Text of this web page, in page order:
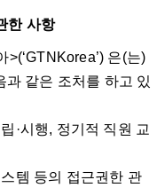
한 사항
은(는)
같은 조처를 하고 있
·시행, 정기적 직원 교
템 등의 접근권한 관